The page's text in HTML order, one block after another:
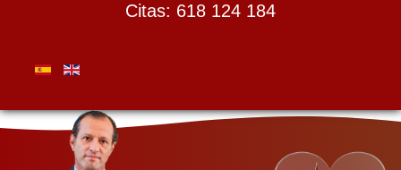
Citas: 618 124 184